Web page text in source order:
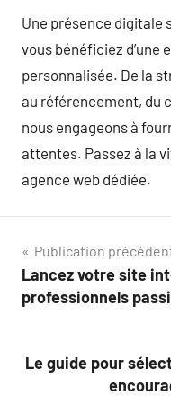
Une présence digitale
vous bénéficiez d’une
personnalisée. De la
au référencement, du
nous engageons à
attentes. Passez à la
agence web dédiée.
Navigation
de
Publication
Lancez votre site
professionnels
Le guide pour